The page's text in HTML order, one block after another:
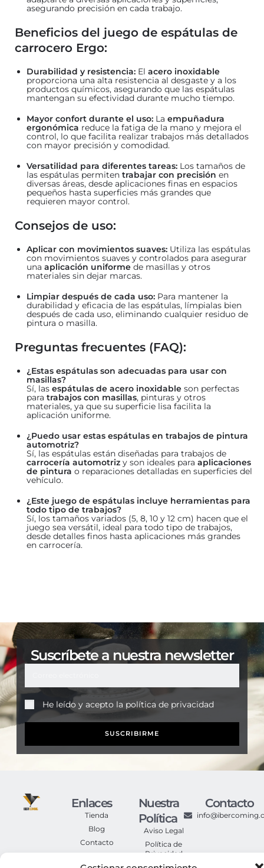
asegurando precisión en cada trabajo.
Beneficios del juego de espátulas de
carrocero Ergo:
Durabilidad y resistencia: El acero inoxidable
proporciona una alta resistencia al desgaste y a los
productos químicos, asegurando que las espátulas
mantengan su efectividad durante mucho tiempo.
Mayor confort durante el uso: La empuñadura
ergonómica reduce la fatiga de la mano y mejora el
control, lo que facilita realizar trabajos más detallados
con mayor precisión y comodidad.
Versatilidad para diferentes tareas: Los tamaños de
las espátulas permiten trabajar con precisión en
diversas áreas, desde aplicaciones finas en espacios
pequeños hasta superficies más grandes que
requieren mayor control.
Consejos de uso:
Aplicar con movimientos suaves: Utiliza las espátulas
con movimientos suaves y controlados para asegurar
una aplicación uniforme de masillas y otros
materiales sin dejar marcas.
Limpiar después de cada uso: Para mantener la
durabilidad y eficacia de las espátulas, límpialas bien
después de cada uso, eliminando cualquier residuo de
pintura o masilla.
Preguntas frecuentes (FAQ):
¿Estas espátulas son adecuadas para usar con
masillas?
Sí, las espátulas de acero inoxidable son perfectas
para trabajos con masillas, pinturas y otros
materiales, ya que su superficie lisa facilita la
aplicación uniforme.
¿Puedo usar estas espátulas en trabajos de pintura
automotriz?
Sí, las espátulas están diseñadas para trabajos de
carrocería automotriz y son ideales para aplicaciones
de pintura o reparaciones detalladas en superficies del
vehículo.
¿Este juego de espátulas incluye herramientas para
todo tipo de trabajos?
Sí, los tamaños variados (5, 8, 10 y 12 cm) hacen que el
juego sea versátil, ideal para todo tipo de trabajos,
desde detalles finos hasta aplicaciones más grandes
en carrocería.
Suscríbete a nuestra newsletter
He leído y acepto la política de privacidad
SUSCRIBIRME
Enlaces
Tienda
Blog
Contacto
Nuestra
Política
Aviso Legal
Política de
Privacidad
Contacto